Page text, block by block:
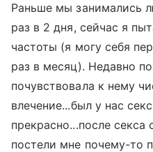
Раньше мы занимались
раз в 2 дня, сейчас я
частоты (я могу себя
раз в месяц). Недавно
почувствовала к нему
влечение...был у нас
прекрасно...после
постели мне почему-то